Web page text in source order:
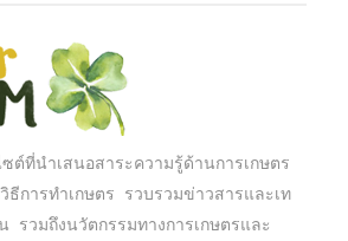
ซต์ที่นำเสนอสาระความรู้ด้านการเกษตร
ธีการทำเกษตร รวบรวมข่าวสารและเท
รวมถึงนวัตกรรมทางการเกษตรและ